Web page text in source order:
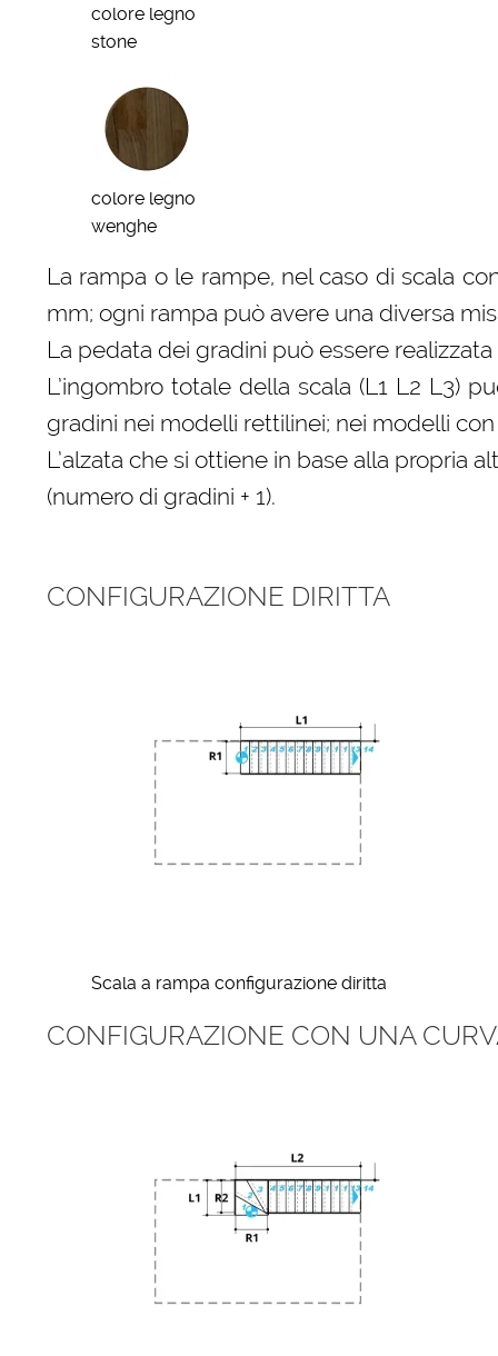
colore legno
stone
colore legno
wenghe
La rampa o le rampe, nel caso di scala
mm; ogni rampa può avere una diversa
La pedata dei gradini può essere
L’ingombro totale della scala (L1 L2 L3)
gradini nei modelli rettilinei; nei modelli
L’alzata che si ottiene in base alla
(numero di gradini + 1).
CONFIGURAZIONE DIRITTA
Scala a rampa configurazione diritta
CONFIGURAZIONE CON UNA